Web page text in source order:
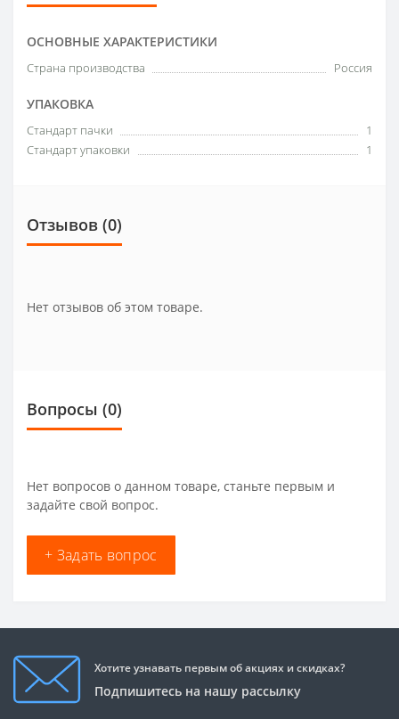
ОСНОВНЫЕ ХАРАКТЕРИСТИКИ
Страна производства Россия
УПАКОВКА
Стандарт пачки
1
Стандарт упаковки
1
Отзывов (0)
Нет отзывов об этом товаре.
Вопросы (0)
Нет вопросов о данном товаре, станьте первым и
задайте свой вопрос.
+ Задать вопрос
Хотите узнавать первым об акциях и скидках?
Подпишитесь на нашу рассылку